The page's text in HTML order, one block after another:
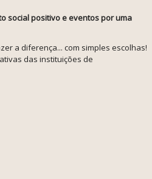
social positivo e eventos por uma
a diferença... com simples escolhas!
das instituições de